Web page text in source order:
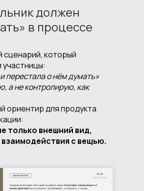
должен
в процессе
сценарий, который
перестала о нём думать»
а не контролирую, как
ориентир для продукта
только внешний вид,
с вещью.